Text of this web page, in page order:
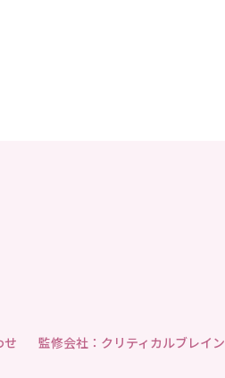
せ 監修会社：クリティカルブレイン